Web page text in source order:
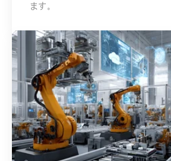
ます。